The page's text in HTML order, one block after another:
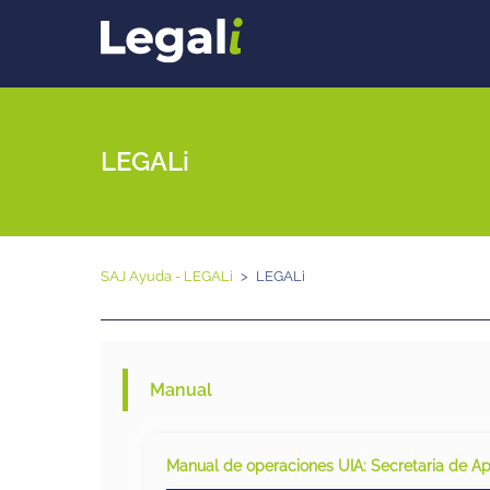
LEGALi
SAJ Ayuda - LEGALi LEGALi
Manual
Manual de operaciones UIA: Secretaria de